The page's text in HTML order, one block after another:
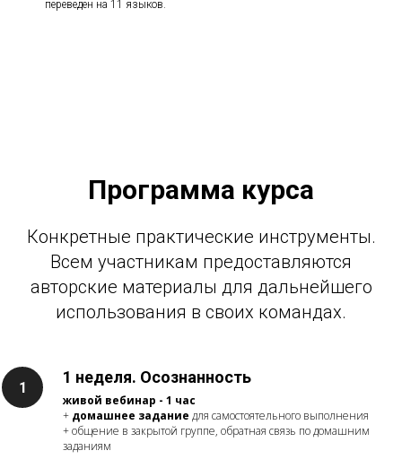
переведен на 11 языков.
Программа курса
Конкретные практические инструменты.
Всем участникам предоставляются
авторские материалы для дальнейшего
использования в своих командах.
1 неделя. Осознанность
живой вебинар - 1 час
+ домашнее задание для самостоятельного выполнения
+ общение в закрытой группе, обратная связь по домашним
заданиям